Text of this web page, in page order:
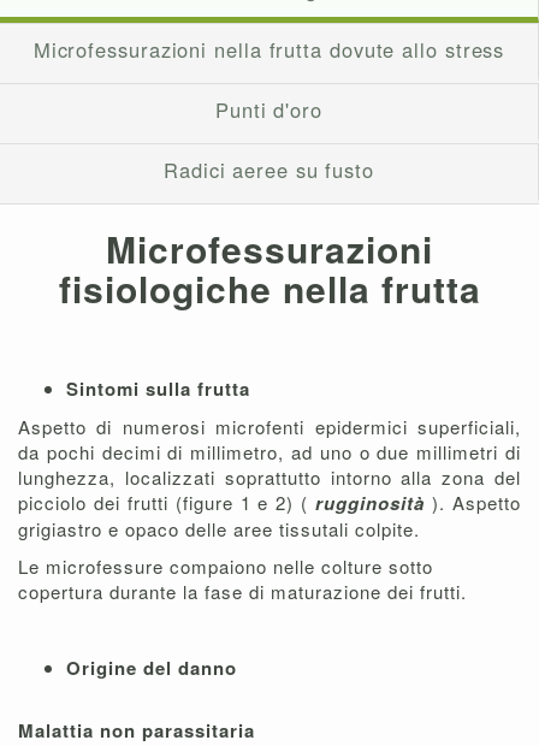
Microfessurazioni nella frutta dovute allo stress
Punti d'oro
Radici aeree su fusto
Microfessurazioni
fisiologiche nella frutta
Sintomi sulla frutta
Aspetto di numerosi microfenti epidermici superficiali,
da pochi decimi di millimetro, ad uno o due millimetri di
lunghezza, localizzati soprattutto intorno alla zona del
picciolo dei frutti (figure 1 e 2) (rugginosità). Aspetto
grigiastro e opaco delle aree tissutali colpite.
Le microfessure compaiono nelle colture sotto
copertura durante la fase di maturazione dei frutti.
Origine del danno
Malattia non parassitaria